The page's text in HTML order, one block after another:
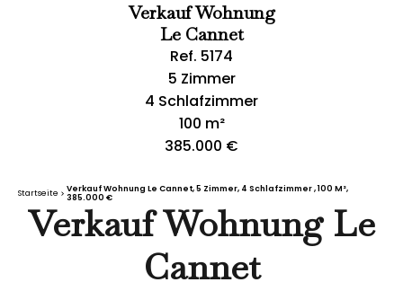
Verkauf Wohnung
Le Cannet
Ref. 5174
5 Zimmer
4 Schlafzimmer
100 m²
385.000 €
Startseite
Verkauf Wohnung Le Cannet, 5 Zimmer, 4 Schlafzimmer , 100 M²,
385.000 €
Verkauf Wohnung Le
Cannet